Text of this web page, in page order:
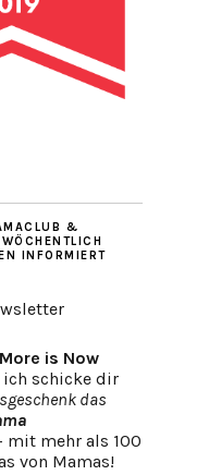
&
INFORMIERT
More is Now
schicke dir
das
mit mehr als 100
von Mamas!